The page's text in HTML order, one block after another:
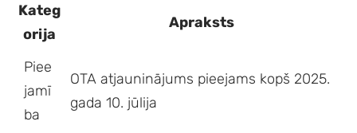
Kateg
orija
Apraksts
Piee
jamī
ba
OTA atjauninājums pieejams kopš 2025.
gada 10. jūlija